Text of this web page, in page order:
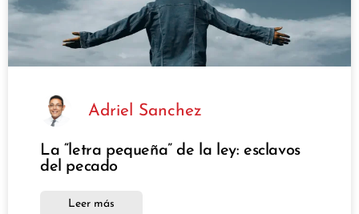
Adriel Sanchez
La “letra pequeña” de la ley: esclavos
del pecado
Leer más